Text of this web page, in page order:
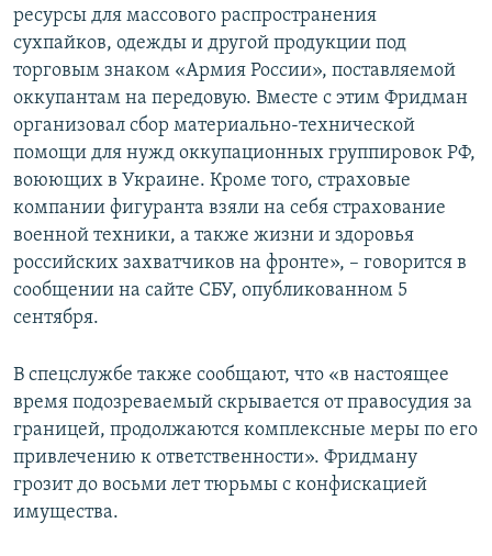
ресурсы для массового распространения
сухпайков, одежды и другой продукции под
торговым знаком «Армия России», поставляемой
оккупантам на передовую. Вместе с этим Фридман
организовал сбор материально-технической
помощи для нужд оккупационных группировок РФ,
воюющих в Украине. Кроме того, страховые
компании фигуранта взяли на себя страхование
военной техники, а также жизни и здоровья
российских захватчиков на фронте», – говорится в
сообщении на сайте СБУ, опубликованном 5
сентября.
В спецслужбе также сообщают, что «в настоящее
время подозреваемый скрывается от правосудия за
границей, продолжаются комплексные меры по его
привлечению к ответственности». Фридману
грозит до восьми лет тюрьмы с конфискацией
имущества.